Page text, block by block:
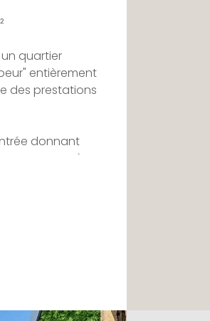
quartier
entièrement
des prestations
donnant
un espace à
de 300 m2